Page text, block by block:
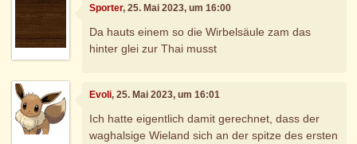
Sporter, 25. Mai 2023, um 16:00
Da hauts einem so die Wirbelsäule zam das
hinter glei zur Thai musst
Evoli, 25. Mai 2023, um 16:01
Ich hatte eigentlich damit gerechnet, dass der
waghalsige Wieland sich an der spitze des ersten